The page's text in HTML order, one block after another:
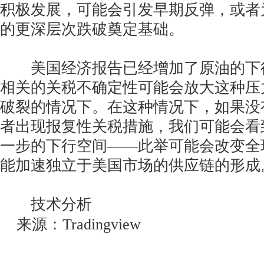
积极发展，可能会引发早期反弹，或
的更深层次跌破奠定基础。
美国经济报告已经增加了原油的下
相关的关税不确定性可能会放大这种
破裂的情况下。在这种情况下，如果
者出现报复性关税措施，我们可能会
一步的下行空间——此举可能会改变全
能加速独立于美国市场的供应链的形成
技术分析
来源：Tradingview